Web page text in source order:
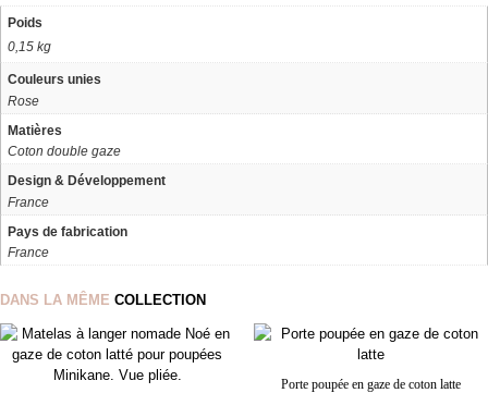
Poids
0,15 kg
Couleurs unies
Rose
Matières
Coton double gaze
Design & Développement
France
Pays de fabrication
France
DANS LA MÊME COLLECTION
Porte poupée en gaze de coton latte